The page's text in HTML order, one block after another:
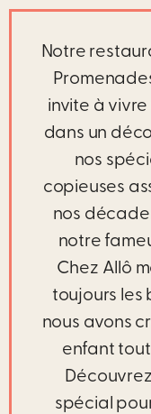
Notre
invite à
dans un
nos
copieuses
nos
notre
Chez Allô
toujours les
nous avons
enfant
spécial